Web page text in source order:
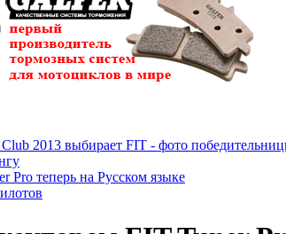
2013 выбирает FIT - фото
Pro теперь на Русском языке